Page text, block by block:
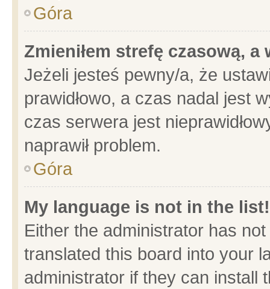
Góra
Zmieniłem strefę czasową,
Jeżeli jesteś pewny/a, że
prawidłowo, a czas nadal jest
czas serwera jest
naprawił problem.
Góra
My language is not in the list!
Either the administrator has
translated this board into your
administrator if they can install